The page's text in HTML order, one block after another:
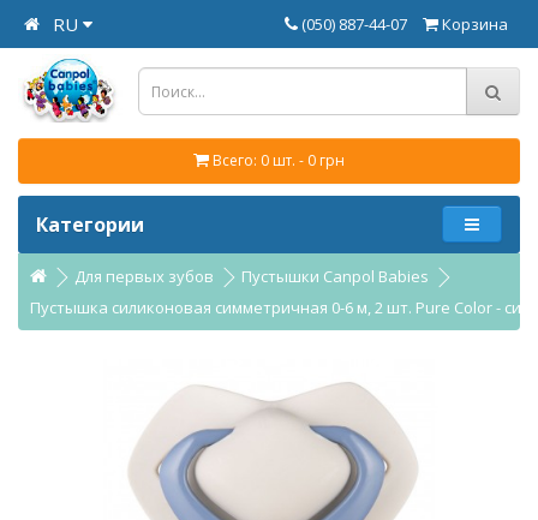
RU Корзина
(050) 887-44-07
Всего: 0 шт. - 0 грн
Категории
Для первых зубов
Пустышки Canpol Babies
Пустышка силиконовая симметричная 0-6 м, 2 шт. Pure Color -